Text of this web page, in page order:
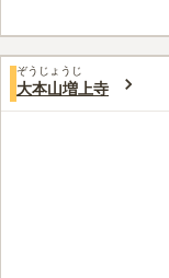
駅」、「赤
口コミ評価
みんなの評価
ぞうじょうじ
大本山増上寺